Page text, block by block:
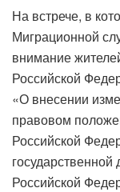
На встрече, в
Миграционной
внимание
Российской
«О внесении
правовом
Российской
государственной
Российской